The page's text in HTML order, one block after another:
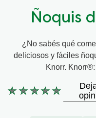
Ñoquis
¿No sabés qué
deliciosos y fáciles
Knorr.
No